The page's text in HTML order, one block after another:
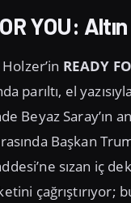
YOU:
Holzer’in READY
parıltı, el
Beyaz Saray’ın
Başkan
sızan iç
çağrıştırıyor;